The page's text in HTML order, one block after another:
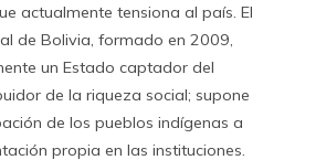
actualmente tensiona al país. El
de Bolivia, formado en 2009,
un Estado captador del
de la riqueza social; supone
de los pueblos indígenas a
propia en las instituciones.